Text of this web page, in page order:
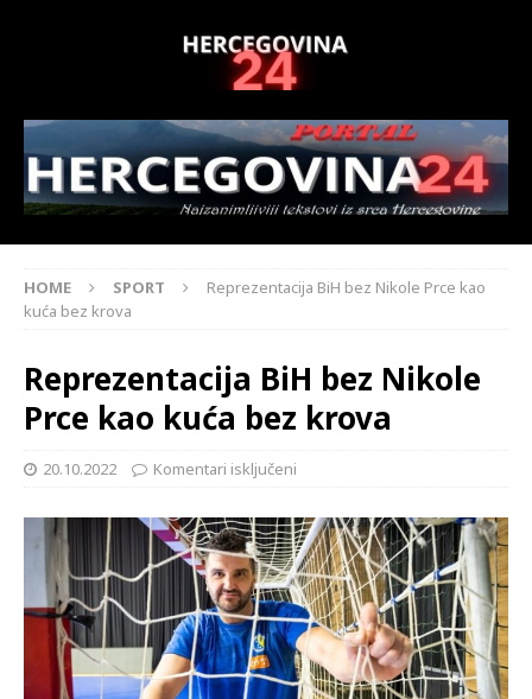
HOME SPORT
Reprezentacija BiH bez Nikole Prce kao
kuća bez krova
Reprezentacija BiH bez Nikole
Prce kao kuća bez krova
20.10.2022 Komentari isključeni